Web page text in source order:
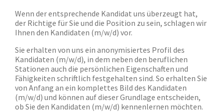
Wenn der entsprechende Kandidat uns überzeugt hat,
der Richtige für Sie und die Position zu sein, schlagen wir
Ihnen den Kandidaten (m/w/d) vor.
Sie erhalten von uns ein anonymisiertes Profil des
Kandidaten (m/w/d), in dem neben den beruflichen
Stationen auch die persönlichen Eigenschaften und
Fähigkeiten schriftlich festgehalten sind. So erhalten Sie
von Anfang an ein komplettes Bild des Kandidaten
(m/w/d) und können auf dieser Grundlage entscheiden,
ob Sie den Kandidaten (m/w/d) kennenlernen möchten.